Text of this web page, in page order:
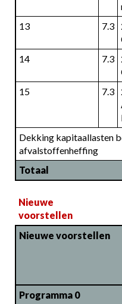
13 7.3
14 7.3
15 7.3
Dekking kapitaallasten
afvalstoffenheffing
Totaal
Nieuwe
voorstellen
Nieuwe voorstellen
Programma 0